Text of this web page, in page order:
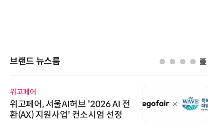
브랜드 뉴스룸
위고페어
위고페어, 서울AI허브 '2026 AI 전
환(AX) 지원사업' 컨소시엄 선정